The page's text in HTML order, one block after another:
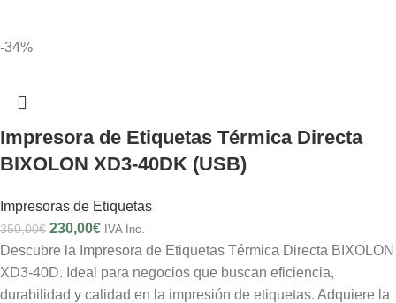
-34%
Impresora de Etiquetas Térmica Directa
BIXOLON XD3-40DK (USB)
Impresoras de Etiquetas
350,00€ 230,00€ IVA Inc.
Descubre la Impresora de Etiquetas Térmica Directa BIXOLON
XD3-40D. Ideal para negocios que buscan eficiencia,
durabilidad y calidad en la impresión de etiquetas. Adquiere la